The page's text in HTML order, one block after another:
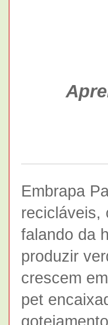
Embrapa
recicláveis,
falando da
produzir
crescem
pet